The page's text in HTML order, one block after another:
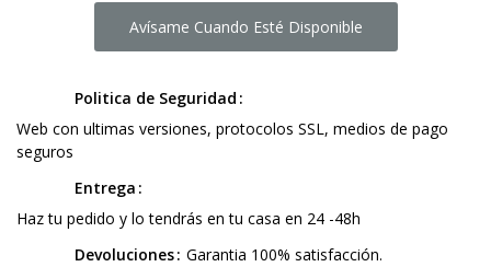
Avísame Cuando Esté Disponible
Politica de Seguridad
Web con ultimas versiones, protocolos SSL, medios de pago
seguros
Entrega
Haz tu pedido y lo tendrás en tu casa en 24 -48h
Devoluciones Garantia 100% satisfacción.